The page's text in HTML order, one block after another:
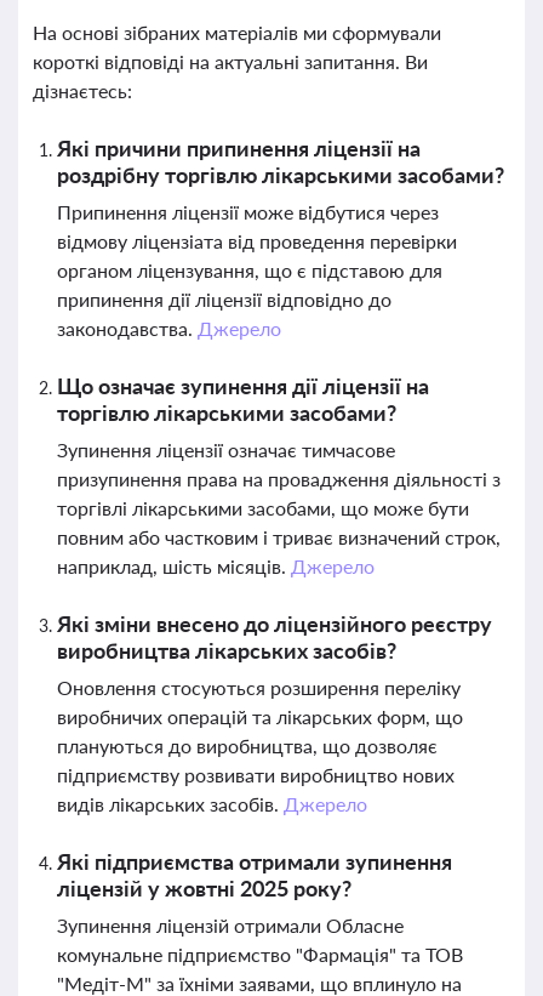
На основі зібраних матеріалів ми сформували
короткі відповіді на актуальні запитання. Ви
дізнаєтесь:
Які причини припинення ліцензії на
роздрібну торгівлю лікарськими засобами?
Припинення ліцензії може відбутися через
відмову ліцензіата від проведення перевірки
органом ліцензування, що є підставою для
припинення дії ліцензії відповідно до
законодавства. Джерело
Що означає зупинення дії ліцензії на
торгівлю лікарськими засобами?
Зупинення ліцензії означає тимчасове
призупинення права на провадження діяльності з
торгівлі лікарськими засобами, що може бути
повним або частковим і триває визначений строк,
наприклад, шість місяців. Джерело
Які зміни внесено до ліцензійного реєстру
виробництва лікарських засобів?
Оновлення стосуються розширення переліку
виробничих операцій та лікарських форм, що
плануються до виробництва, що дозволяє
підприємству розвивати виробництво нових
видів лікарських засобів. Джерело
Які підприємства отримали зупинення
ліцензій у жовтні 2025 року?
Зупинення ліцензій отримали Обласне
комунальне підприємство "Фармація" та ТОВ
"Медіт-М" за їхніми заявами, що вплинуло на